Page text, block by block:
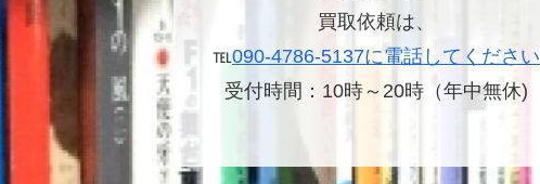
買取依頼は、
℡090-4786-5137に電話してください
受付時間：10時～20時（年中無休)